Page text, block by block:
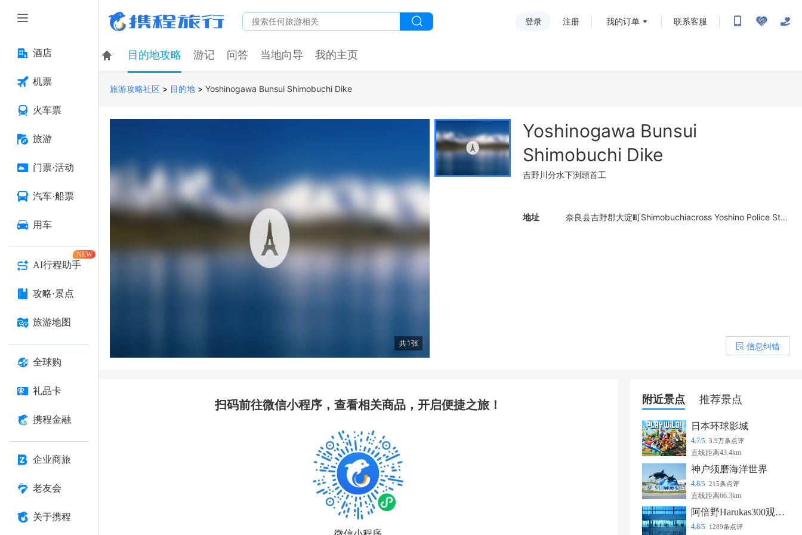
酒店
机票
火车票
旅游
门票·活动
汽车·船票
用车
AI行程助手
NEW
攻略·景点
旅游地图
全球购
礼品卡
携程金融
企业商旅
老友会
关于携程
登录 注册 我的订单 联系客服
目的地攻略 游记 问答 当地向导 我的主页
旅游攻略社区 > 目的地 > Yoshinogawa Bunsui Shimobuchi Dike
共1 张
Yoshinogawa Bunsui
Shimobuchi Dike
吉野川分水下渕頭首工
地址 奈良县吉野郡大淀町Shimobuchiacross Yoshino Police Station 638-0821
󰎒 信息纠错
扫码前往微信小程序，查看相关商品，开启便捷之旅！ 附近景点 推荐景点
日本环球影城
4.7/5 3.9万条点评
直线距离43.4km
神户须磨海洋世界
4.8/5 215条点评
直线距离66.3km
阿倍野Harukas300观览台
4.8/5 1289条点评